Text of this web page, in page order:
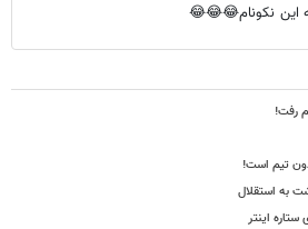
این نکونام😂😂😂
رفت!
تیم است!
به استقلال
اینتر